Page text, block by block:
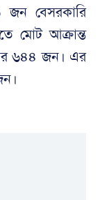
জন বেসরকারি
মোট আক্রান্ত
৬৪৪ জন। এর